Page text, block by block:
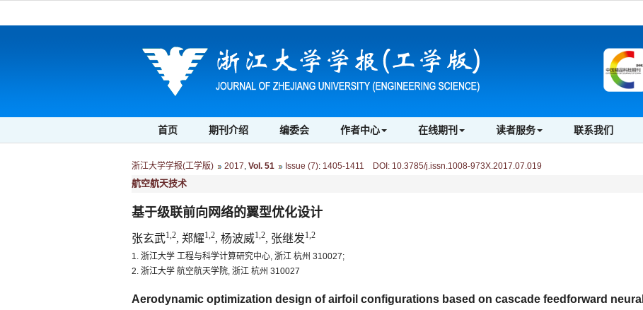
首页 期刊介绍 编委会 作者中心 在线期刊 读者服务 联系我们
浙江大学学报(工学版) 2017, Vol. 51 Issue (7): 1405-1411 DOI: 10.3785/j.issn.1008-973X.2017.07.019
航空航天技术
基于级联前向网络的翼型优化设计
张玄武1,2, 郑耀1,2, 杨波威1,2, 张继发1,2
1. 浙江大学 工程与科学计算研究中心, 浙江 杭州 310027;
2. 浙江大学 航空航天学院, 浙江 杭州 310027
Aerodynamic optimization design of airfoil configurations based on cascade feedforward